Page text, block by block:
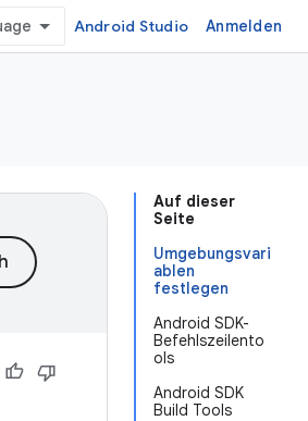
Android Studio Anmelden
Auf dieser
Seite
Umgebungsvari
ablen
festlegen
Android SDK-
Befehlszeilento
ols
Android SDK
Build Tools